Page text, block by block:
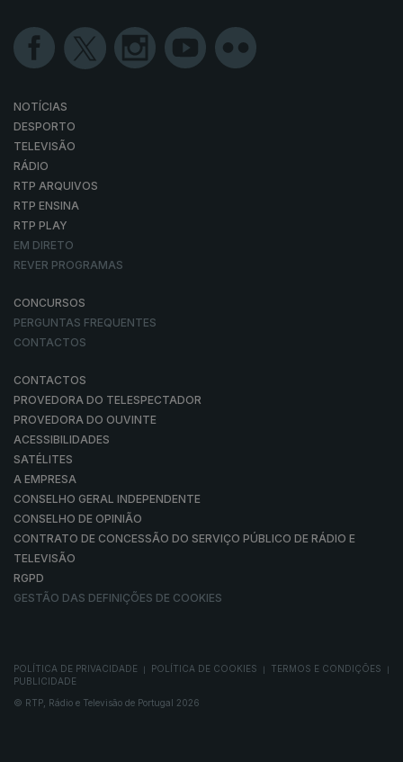
NOTÍCIAS
DESPORTO
TELEVISÃO
RÁDIO
RTP ARQUIVOS
RTP ENSINA
RTP PLAY
EM DIRETO
REVER PROGRAMAS
CONCURSOS
PERGUNTAS FREQUENTES
CONTACTOS
CONTACTOS
PROVEDORA DO TELESPECTADOR
PROVEDORA DO OUVINTE
ACESSIBILIDADES
SATÉLITES
A EMPRESA
CONSELHO GERAL INDEPENDENTE
CONSELHO DE OPINIÃO
CONTRATO DE CONCESSÃO DO SERVIÇO PÚBLICO DE RÁDIO E
TELEVISÃO
RGPD
GESTÃO DAS DEFINIÇÕES DE COOKIES
POLÍTICA DE PRIVACIDADE POLÍTICA DE COOKIES TERMOS E CONDIÇÕES
PUBLICIDADE
© RTP, Rádio e Televisão de Portugal 2026